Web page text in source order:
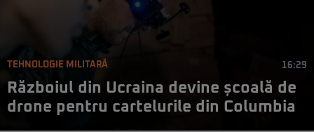
TEHNOLOGIE MILITARĂ 16:29
Războiul din Ucraina devine școală de
drone pentru cartelurile din Columbia